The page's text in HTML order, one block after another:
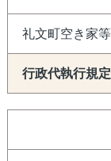
礼文町空き家